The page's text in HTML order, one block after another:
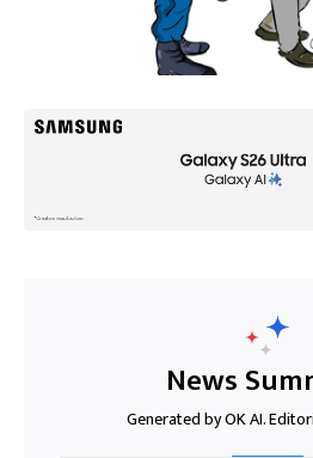
News
Generated by OK AI.